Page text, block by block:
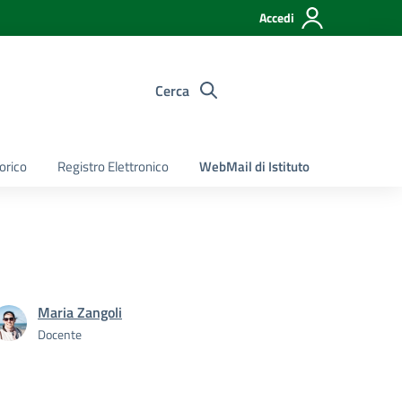
Accedi
Cerca
Registro Elettronico WebMail di Istituto
Maria Zangoli
Docente